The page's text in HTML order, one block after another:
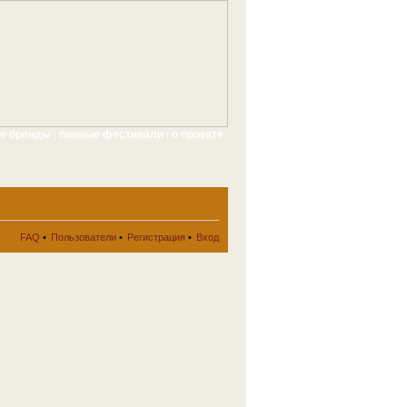
бренды пивные фестивали о проекте
FAQ • Пользователи • Регистрация • Вход